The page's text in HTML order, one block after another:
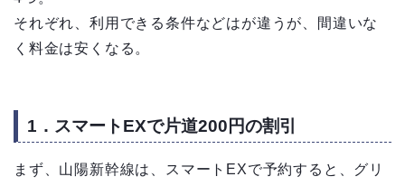
それぞれ、利用できる条件などはが違うが、間違いな
く料金は安くなる。
1．スマートEXで片道200円の割引
まず、山陽新幹線は、スマートEXで予約すると、グリ